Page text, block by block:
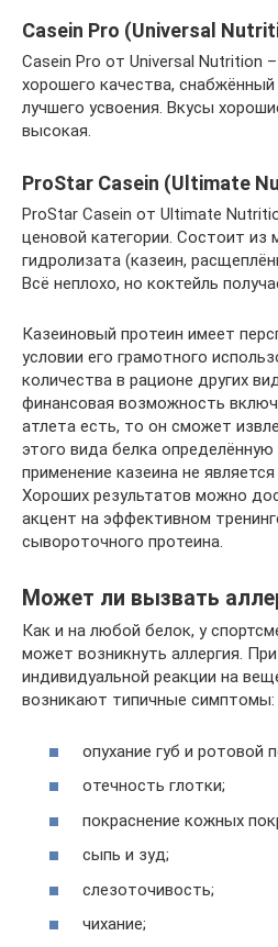
Casein Pro (Universal
Casein Pro от Universal Nutrition
хорошего качества,
лучшего усвоения. Вкусы
высокая.
ProStar Casein (Ultimate
ProStar Casein от Ultimate
ценовой категории. Состоит из
гидролизата (казеин,
Всё неплохо, но коктейль
Казеиновый протеин имеет
условии его грамотного
количества в рационе других
финансовая возможность
атлета есть, то он сможет
этого вида белка определённую
применение казеина не
Хороших результатов можно
акцент на эффективном
сывороточного протеина.
Может ли вызвать
Как и на любой белок, у
может возникнуть аллергия.
индивидуальной реакции на
возникают типичные симптомы:
опухание губ и ротовой
отечность глотки;
покраснение кожных
сыпь и зуд;
слезоточивость;
чихание;